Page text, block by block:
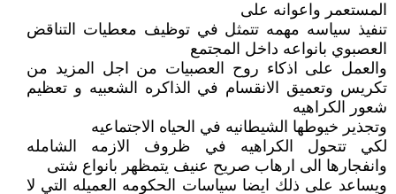
المستعمر واعوانه على
تنفيذ سياسه مهمه تتمثل في توظيف معطيات التناقض
العصبوي بانواعه داخل المجتمع
والعمل على اذكاء روح العصبيات من اجل المزيد من
تكريس وتعميق الانقسام في الذاكره الشعبيه و تعظيم
شعور الكراهيه
وتجذير خيوطها الشيطانيه في الحياه الاجتماعيه
لكي تتحول الكراهيه في ظروف الازمه الشامله
وانفجارها الى ارهاب صريح عنيف يتمظهر بانواع شتى
ويساعد على ذلك ايضا سياسات الحكومه العميله التي لا